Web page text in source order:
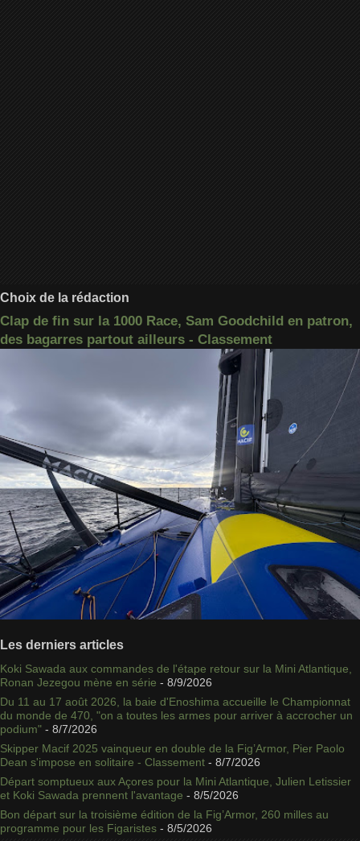
Choix de la rédaction
Clap de fin sur la 1000 Race, Sam Goodchild en patron,
des bagarres partout ailleurs - Classement
Les derniers articles
Koki Sawada aux commandes de l'étape retour sur la Mini Atlantique,
Ronan Jezegou mène en série - 8/9/2026
Du 11 au 17 août 2026, la baie d'Enoshima accueille le Championnat
du monde de 470, "on a toutes les armes pour arriver à accrocher un
podium" - 8/7/2026
Skipper Macif 2025 vainqueur en double de la Fig’Armor, Pier Paolo
Dean s'impose en solitaire - Classement - 8/7/2026
Départ somptueux aux Açores pour la Mini Atlantique, Julien Letissier
et Koki Sawada prennent l'avantage - 8/5/2026
Bon départ sur la troisième édition de la Fig’Armor, 260 milles au
programme pour les Figaristes - 8/5/2026